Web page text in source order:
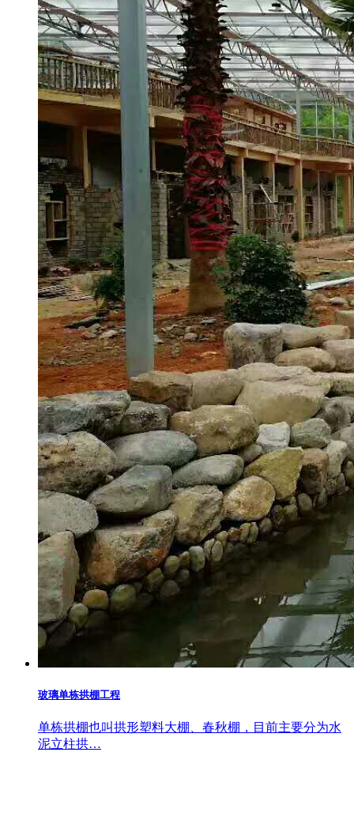
玻璃单栋拱棚工程
单栋拱棚也叫拱形塑料大棚、春秋棚，目前主要分为水
泥立柱拱…